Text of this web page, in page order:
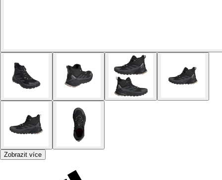
Zobrazit více